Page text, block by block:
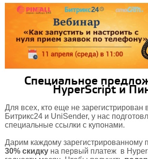
Специальное
HyperScript и
Для всех, кто еще не зарегистрирован
Битрикс24 и UniSender, у нас
специальные ссылки с купонами.
Дарим каждому зарегистрированному
30% скидку на первый платеж в